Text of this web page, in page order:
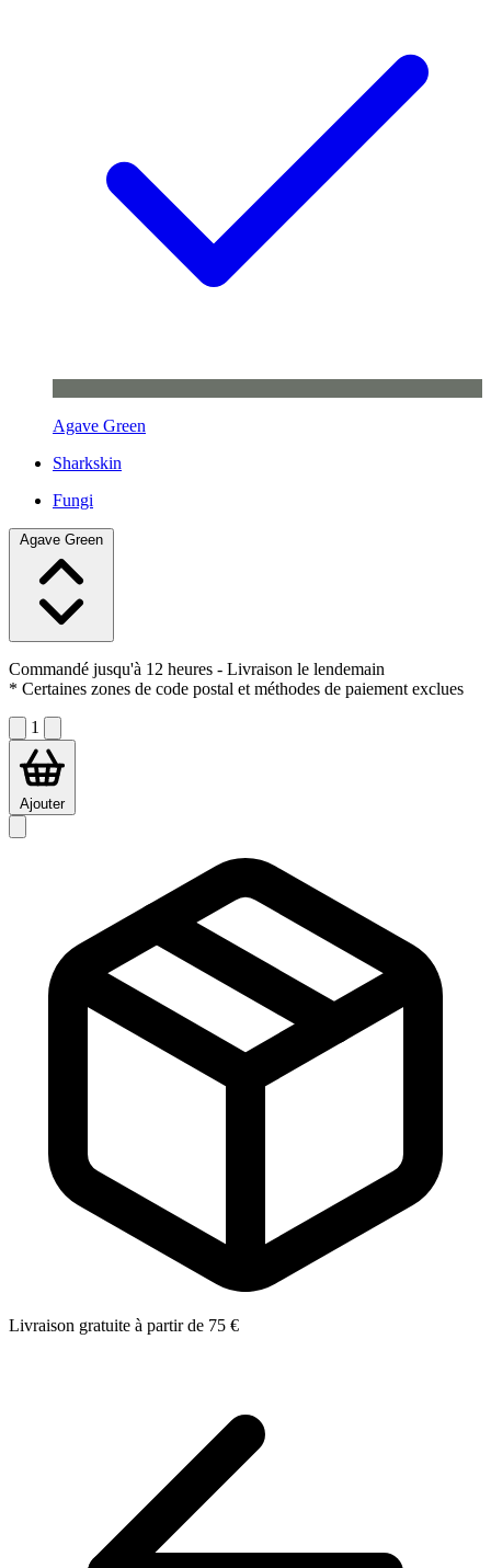
Agave Green
Sharkskin
Fungi
Agave Green
Commandé jusqu'à 12 heures - Livraison le lendemain
* Certaines zones de code postal et méthodes de paiement exclues
1
Ajouter
Livraison gratuite à partir de 75 €